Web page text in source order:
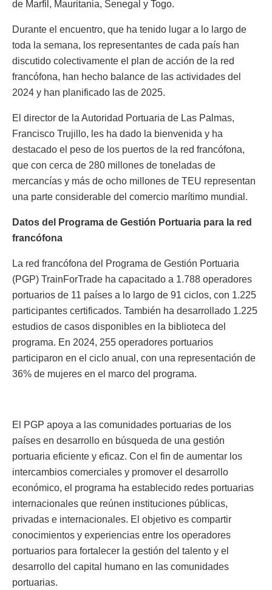
de Marfil, Mauritania, Senegal y Togo.
Durante el encuentro, que ha tenido lugar a lo largo de
toda la semana, los representantes de cada país han
discutido colectivamente el plan de acción de la red
francófona, han hecho balance de las actividades del
2024 y han planificado las de 2025.
El director de la Autoridad Portuaria de Las Palmas,
Francisco Trujillo, les ha dado la bienvenida y ha
destacado el peso de los puertos de la red francófona,
que con cerca de 280 millones de toneladas de
mercancías y más de ocho millones de TEU representan
una parte considerable del comercio marítimo mundial.
Datos del Programa de Gestión Portuaria para la red
francófona
La red francófona del Programa de Gestión Portuaria
(PGP) TrainForTrade ha capacitado a 1.788 operadores
portuarios de 11 países a lo largo de 91 ciclos, con 1.225
participantes certificados. También ha desarrollado 1.225
estudios de casos disponibles en la biblioteca del
programa. En 2024, 255 operadores portuarios
participaron en el ciclo anual, con una representación de
36% de mujeres en el marco del programa.
El PGP apoya a las comunidades portuarias de los
países en desarrollo en búsqueda de una gestión
portuaria eficiente y eficaz. Con el fin de aumentar los
intercambios comerciales y promover el desarrollo
económico, el programa ha establecido redes portuarias
internacionales que reúnen instituciones públicas,
privadas e internacionales. El objetivo es compartir
conocimientos y experiencias entre los operadores
portuarios para fortalecer la gestión del talento y el
desarrollo del capital humano en las comunidades
portuarias.